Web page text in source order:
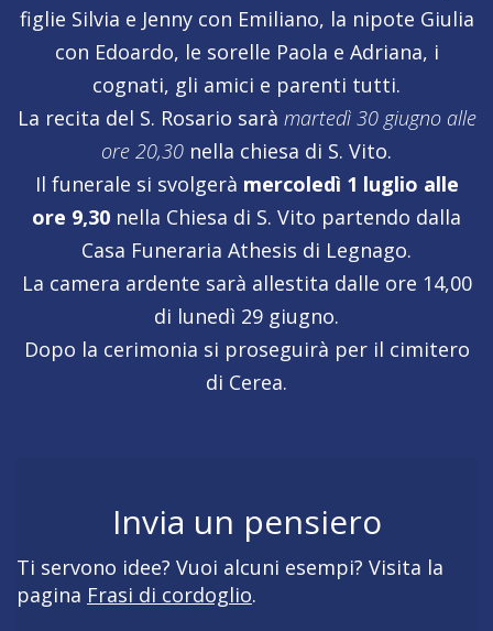
figlie Silvia e Jenny con Emiliano, la nipote Giulia
con Edoardo, le sorelle Paola e Adriana, i
cognati, gli amici e parenti tutti.
La recita del S. Rosario sarà martedì 30 giugno alle
ore 20,30 nella chiesa di S. Vito.
Il funerale si svolgerà mercoledì 1 luglio alle
ore 9,30 nella Chiesa di S. Vito partendo dalla
Casa Funeraria Athesis di Legnago.
La camera ardente sarà allestita dalle ore 14,00
di lunedì 29 giugno.
Dopo la cerimonia si proseguirà per il cimitero
di Cerea.
Invia un pensiero
Ti servono idee? Vuoi alcuni esempi? Visita la
pagina Frasi di cordoglio.